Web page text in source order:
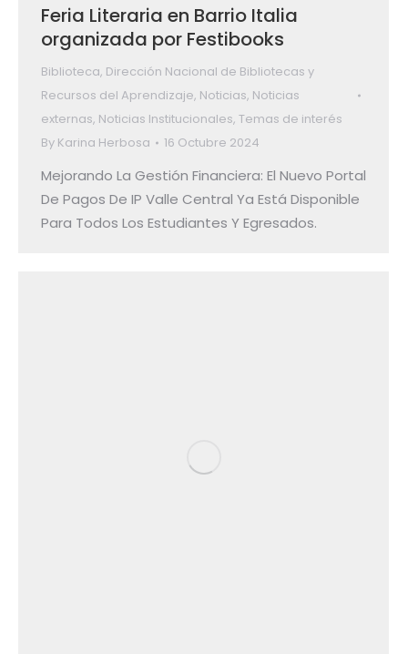
Feria Literaria en Barrio Italia
organizada por Festibooks
Biblioteca, Dirección Nacional de Bibliotecas y
Recursos del Aprendizaje, Noticias, Noticias
externas, Noticias Institucionales, Temas de interés
By Karina Herbosa 16 Octubre 2024
Mejorando La Gestión Financiera: El Nuevo Portal
De Pagos De IP Valle Central Ya Está Disponible
Para Todos Los Estudiantes Y Egresados.